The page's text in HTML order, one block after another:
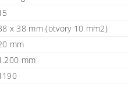
x 38 mm (otvory 10 mm2)
mm
mm